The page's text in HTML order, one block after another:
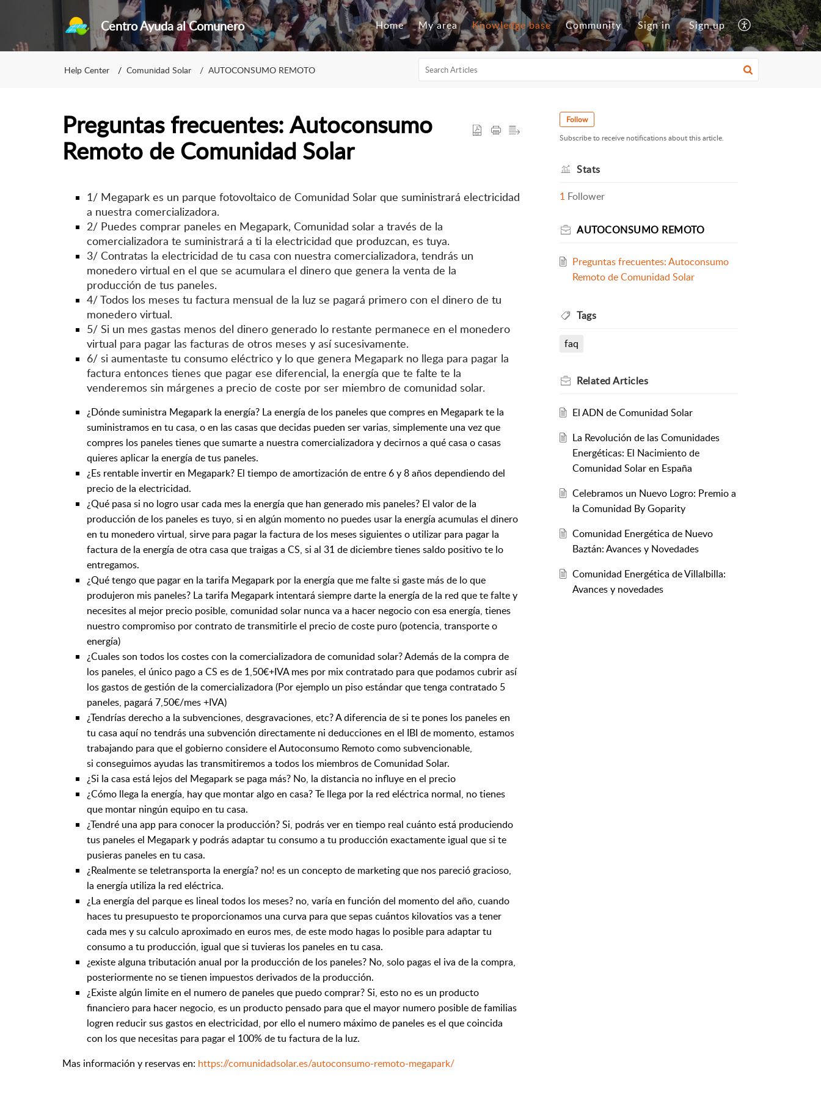
Centro Ayuda al Comunero Home My area Knowledge base Community Sign in Sign up
Help Center Comunidad Solar AUTOCONSUMO REMOTO
Preguntas frecuentes: Autoconsumo
Remoto de Comunidad Solar
1/ Megapark es un parque fotovoltaico de Comunidad Solar que suministrará electricidad
a nuestra comercializadora.
2/ Puedes comprar paneles en Megapark, Comunidad solar a través de la
comercializadora te suministrará a ti la electricidad que produzcan, es tuya.
3/ Contratas la electricidad de tu casa con nuestra comercializadora, tendrás un
monedero virtual en el que se acumulara el dinero que genera la venta de la
producción de tus paneles.
4/ Todos los meses tu factura mensual de la luz se pagará primero con el dinero de tu
monedero virtual.
5/ Si un mes gastas menos del dinero generado lo restante permanece en el monedero
virtual para pagar las facturas de otros meses y así sucesivamente.
6/ si aumentaste tu consumo eléctrico y lo que genera Megapark no llega para pagar la
factura entonces tienes que pagar ese diferencial, la energía que te falte te la
venderemos sin márgenes a precio de coste por ser miembro de comunidad solar.
¿Dónde suministra Megapark la energía? La energía de los paneles que compres en Megapark te la
suministramos en tu casa, o en las casas que decidas pueden ser varias, simplemente una vez que
compres los paneles tienes que sumarte a nuestra comercializadora y decirnos a qué casa o casas
quieres aplicar la energía de tus paneles.
¿Es rentable invertir en Megapark? El tiempo de amortización de entre 6 y 8 años dependiendo del
precio de la electricidad.
¿Qué pasa si no logro usar cada mes la energía que han generado mis paneles? El valor de la
producción de los paneles es tuyo, si en algún momento no puedes usar la energía acumulas el dinero
en tu monedero virtual, sirve para pagar la factura de los meses siguientes o utilizar para pagar la
factura de la energía de otra casa que traigas a CS, si al 31 de diciembre tienes saldo positivo te lo
entregamos.
¿Qué tengo que pagar en la tarifa Megapark por la energía que me falte si gaste más de lo que
produjeron mis paneles? La tarifa Megapark intentará siempre darte la energía de la red que te falte y
necesites al mejor precio posible, comunidad solar nunca va a hacer negocio con esa energía, tienes
nuestro compromiso por contrato de transmitirle el precio de coste puro (potencia, transporte o
energía)
¿Cuales son todos los costes con la comercializadora de comunidad solar? Además de la compra de
los paneles, el único pago a CS es de 1,50€+IVA mes por mix contratado para que podamos cubrir así
los gastos de gestión de la comercializadora (Por ejemplo un piso estándar que tenga contratado 5
paneles, pagará 7,50€/mes +IVA)
¿Tendrías derecho a la subvenciones, desgravaciones, etc? A diferencia de si te pones los paneles en
tu casa aquí no tendrás una subvención directamente ni deducciones en el IBI de momento, estamos
trabajando para que el gobierno considere el Autoconsumo Remoto como subvencionable,
si conseguimos ayudas las transmitiremos a todos los miembros de Comunidad Solar.
¿Si la casa está lejos del Megapark se paga más? No, la distancia no influye en el precio
¿Cómo llega la energía, hay que montar algo en casa? Te llega por la red eléctrica normal, no tienes
que montar ningún equipo en tu casa.
¿Tendré una app para conocer la producción? Si, podrás ver en tiempo real cuánto está produciendo
tus paneles el Megapark y podrás adaptar tu consumo a tu producción exactamente igual que si te
pusieras paneles en tu casa.
¿Realmente se teletransporta la energía? no! es un concepto de marketing que nos pareció gracioso,
la energía utiliza la red eléctrica.
¿La energía del parque es lineal todos los meses? no, varía en función del momento del año, cuando
haces tu presupuesto te proporcionamos una curva para que sepas cuántos kilovatios vas a tener
cada mes y su calculo aproximado en euros mes, de este modo hagas lo posible para adaptar tu
consumo a tu producción, igual que si tuvieras los paneles en tu casa.
¿existe alguna tributación anual por la producción de los paneles? No, solo pagas el iva de la compra,
posteriormente no se tienen impuestos derivados de la producción.
¿Existe algún limite en el numero de paneles que puedo comprar? Si, esto no es un producto
financiero para hacer negocio, es un producto pensado para que el mayor numero posible de familias
logren reducir sus gastos en electricidad, por ello el numero máximo de paneles es el que coincida
con los que necesitas para pagar el 100% de tu factura de la luz.
Mas información y reservas en: https://comunidadsolar.es/autoconsumo-remoto-megapark/
Follow
Subscribe to receive notifications about this article.
Stats
1 Follower
AUTOCONSUMO REMOTO
Preguntas frecuentes: Autoconsumo
Remoto de Comunidad Solar
Tags
faq
RelatedArticles
El ADN de Comunidad Solar
La Revolución de las Comunidades
Energéticas: El Nacimiento de
Comunidad Solar en España
Celebramos un Nuevo Logro: Premio a
la Comunidad By Goparity
Comunidad Energética de Nuevo
Baztán: Avances y Novedades
Comunidad Energética de Villalbilla:
Avances y novedades